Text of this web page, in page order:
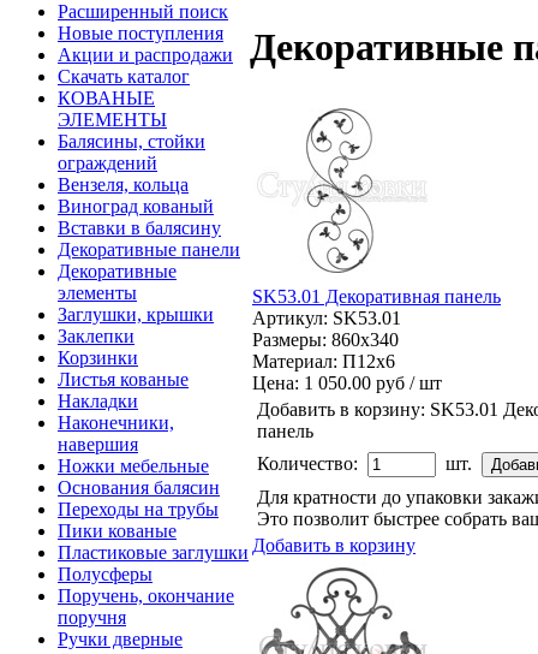
Расширенный поиск
Новые поступления
Акции и распродажи
Скачать каталог
КОВАНЫЕ
ЭЛЕМЕНТЫ
Балясины, стойки
ограждений
Вензеля, кольца
Виноград кованый
Вставки в балясину
Декоративные панели
Декоративные
элементы
Заглушки, крышки
Заклепки
Корзинки
Листья кованые
Накладки
Наконечники,
навершия
Ножки мебельные
Основания балясин
Переходы на трубы
Пики кованые
Пластиковые заглушки
Полусферы
Поручень, окончание
поручня
Ручки дверные
Декоративные
SK53.01 Декоративная панель
Артикул: SK53.01
Размеры: 860x340
Материал: П12x6
Цена: 1 050.00 руб / шт
Добавить в корзину: SK53.01
панель
Количество:
шт.
Для кратности до упаковки
Это позволит быстрее собрать
Добавить в корзину